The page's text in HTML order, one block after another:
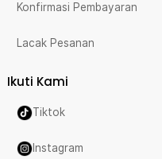
Konfirmasi Pembayaran
Lacak Pesanan
Ikuti Kami
Tiktok
Instagram